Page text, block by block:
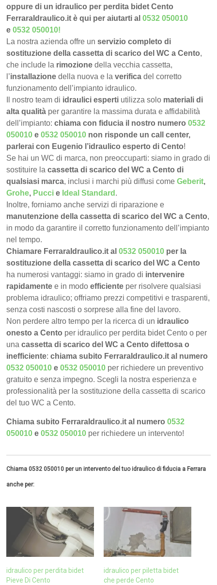
oppure di un idraulico per perdita bidet Cento
FerraraIdraulico.it è qui per aiutarti al0532 050010
e0532 050010!
La nostra azienda offre unservizio completo di
sostituzione della cassetta di scarico del WC a Cento,
che include la rimozione della vecchia cassetta,
l’installazione della nuova e laverifica del corretto
funzionamento dell’impianto idraulico.
Il nostro team di idraulici esperti utilizza solo materiali di
alta qualità per garantire la massima durata e affidabilità
dell’impianto:chiama con fiducia il nostro numero0532
050010 e0532 050010 non risponde un call center,
parlerai con Eugenio l’idraulico esperto di Cento!
Se hai un WC di marca, non preoccuparti: siamo in grado di
sostituire lacassetta di scarico del WC a Cento di
qualsiasi marca, inclusi i marchi più diffusi comeGeberit,
Grohe, Pucci e Ideal Standard .
Inoltre, forniamo anche servizi di riparazione e
manutenzione della cassetta di scarico del WC a Cento,
in modo da garantire il corretto funzionamento dell’impianto
nel tempo.
Chiamare FerraraIdraulico.it al0532 050010 per la
sostituzione della cassetta di scarico del WC a Cento
ha numerosi vantaggi: siamo in grado di intervenire
rapidamente e in modoefficiente per risolvere qualsiasi
problema idraulico; offriamo prezzi competitivi e trasparenti,
senza costi nascosti o sorprese alla fine del lavoro.
Non perdere altro tempo per la ricerca di un idraulico
onesto a Cento per idraulico per perdita bidet Cento o per
unacassetta di scarico del WC a Cento difettosa o
inefficiente:chiama subito FerraraIdraulico.it al numero
0532 050010 e0532 050010 per richiedere un preventivo
gratuito e senza impegno. Scegli la nostra esperienza e
professionalità per la sostituzione della cassetta di scarico
del tuo WC a Cento.
Chiama subito FerraraIdraulico.it al numero0532
050010 e0532 050010 per richiedere un intervento!
Chiama 0532 050010 per un intervento del tuo idraulico di fiducia a Ferrara
anche per:
idraulico per perdita bidet
Pieve Di Cento
idraulico per piletta bidet
che perde Cento